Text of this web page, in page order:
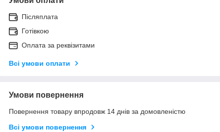
Післяплата
Готівкою
Оплата за реквізитами
Всі умови оплати
Умови повернення
Повернення товару впродовж 14 днів за домовленістю
Всі умови повернення